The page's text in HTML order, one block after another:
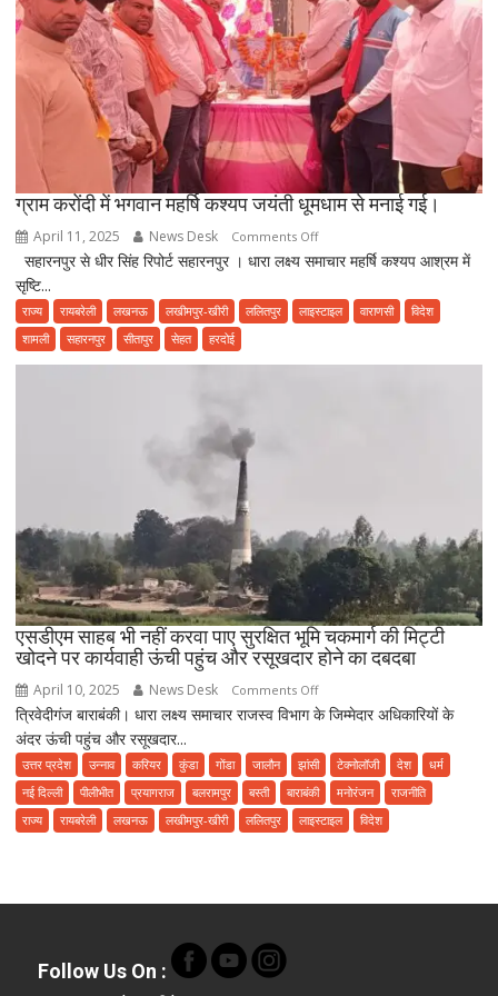
रही
फ़र्ज़ी
हाजिरी
ग्राम करोंदी में भगवान महर्षि कश्यप जयंती धूमधाम से मनाई गई।
April 11, 2025 News Desk Comments Offon
ग्राम
में
सहारनपुर से धीर सिंह रिपोर्ट सहारनपुर । धारा लक्ष्य समाचार महर्षि कश्यप आश्रम में
सृष्टि...
राज्य रायबरेली लखनऊ लखीमपुर-खीरी ललितपुर लाइस्टाइल वाराणसी
विदेश
शामली
सहारनपुर सीतापुर सेहत हरदोई
एसडीएम साहब भी नहीं करवा पाए सुरक्षित भूमि चकमार्ग की मिट्टी
खोदने पर कार्यवाही ऊंची पहुंच और रसूखदार होने का दबदबा
April 10, 2025 News Desk Comments Offon
एसडीएम
भी
नहीं
करवा
पाए
चकमार्ग
त्रिवेदीगंज बाराबंकी। धारा लक्ष्य समाचार राजस्व विभाग के जिम्मेदार अधिकारियों के
अंदर ऊंची पहुंच और रसूखदार...
उत्तर प्रदेश उन्नाव करियर कुंडा गोंडा जालौन झांसी टेक्नोलॉजी देश
धर्म
नई दिल्ली
पीलीभीत प्रयागराज बलरामपुर बस्ती बाराबंकी मनोरंजन
राजनीति
राज्य
रायबरेली लखनऊ लखीमपुर-खीरी ललितपुर लाइस्टाइल विदेश
Follow Us On :